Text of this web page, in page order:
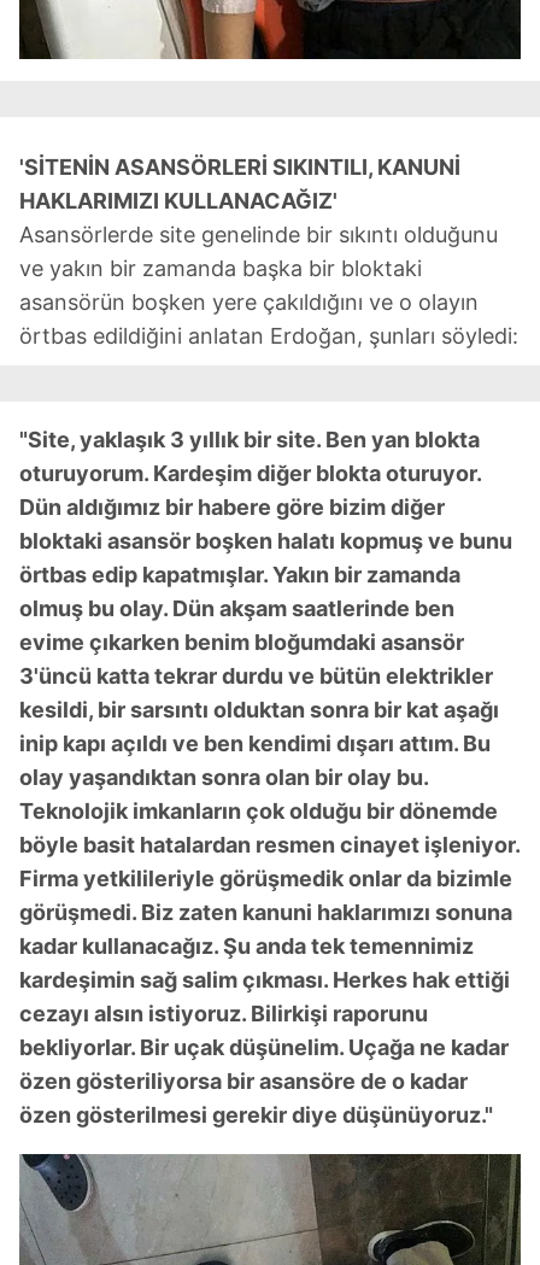
'SİTENİN ASANSÖRLERİ SIKINTILI, KANUNİ
HAKLARIMIZI KULLANACAĞIZ'
Asansörlerde site genelinde bir sıkıntı olduğunu
ve yakın bir zamanda başka bir bloktaki
asansörün boşken yere çakıldığını ve o olayın
örtbas edildiğini anlatan Erdoğan, şunları söyledi:
"Site, yaklaşık 3 yıllık bir site. Ben yan blokta
oturuyorum. Kardeşim diğer blokta oturuyor.
Dün aldığımız bir habere göre bizim diğer
bloktaki asansör boşken halatı kopmuş ve bunu
örtbas edip kapatmışlar. Yakın bir zamanda
olmuş bu olay. Dün akşam saatlerinde ben
evime çıkarken benim bloğumdaki asansör
3'üncü katta tekrar durdu ve bütün elektrikler
kesildi, bir sarsıntı olduktan sonra bir kat aşağı
inip kapı açıldı ve ben kendimi dışarı attım. Bu
olay yaşandıktan sonra olan bir olay bu.
Teknolojik imkanların çok olduğu bir dönemde
böyle basit hatalardan resmen cinayet işleniyor.
Firma yetkilileriyle görüşmedik onlar da bizimle
görüşmedi. Biz zaten kanuni haklarımızı sonuna
kadar kullanacağız. Şu anda tek temennimiz
kardeşimin sağ salim çıkması. Herkes hak ettiği
cezayı alsın istiyoruz. Bilirkişi raporunu
bekliyorlar. Bir uçak düşünelim. Uçağa ne kadar
özen gösteriliyorsa bir asansöre de o kadar
özen gösterilmesi gerekir diye düşünüyoruz."